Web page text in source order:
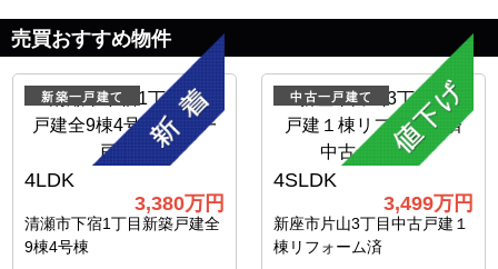
売買おすすめ物件
新築一戸建て
4LDK
3,380万円
清瀬市下宿1丁目新築戸建全
9棟4号棟
中古一戸建て
4SLDK
3,499万円
新座市片山3丁目中古戸建１
棟リフォーム済